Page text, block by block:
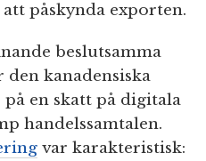
påskynda exporten.
beslutsamma
den kanadensiska
en skatt på digitala
handelssamtalen.
var karakteristisk: